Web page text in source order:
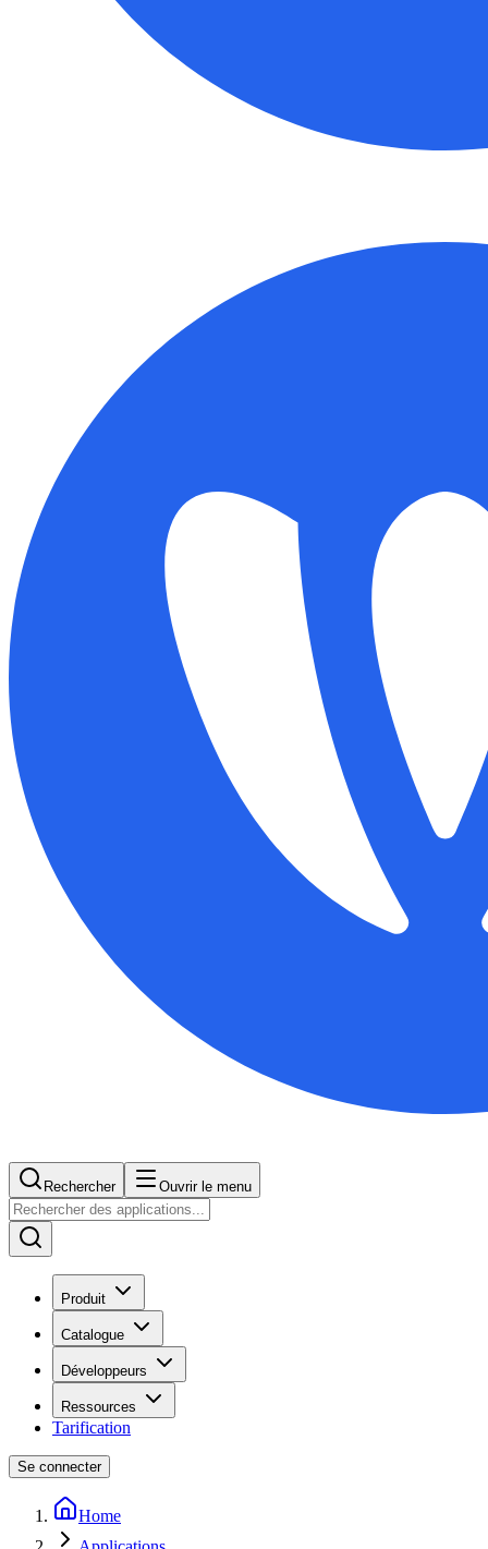
Rechercher Ouvrir le menu
Produit
Catalogue
Développeurs
Ressources
Tarification
Se connecter
Home